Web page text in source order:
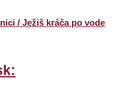
/ Ježiš kráča po vode